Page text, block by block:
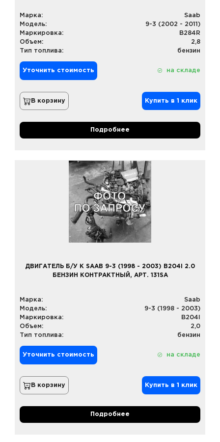
Марка:
Saab
Модель:
9-3 (2002 - 2011)
Маркировка:
B284R
Объем:
2,8
Тип топлива:
бензин
Уточнить стоимость на складе
В корзину Купить в 1 клик
Подробнее
ДВИГАТЕЛЬ Б/У К SAAB 9-3 (1998 - 2003) B204I 2.0
БЕНЗИН КОНТРАКТНЫЙ, АРТ. 131SA
Марка:
Saab
Модель:
9-3 (1998 - 2003)
Маркировка:
B204I
Объем:
2,0
Тип топлива:
бензин
Уточнить стоимость на складе
В корзину Купить в 1 клик
Подробнее